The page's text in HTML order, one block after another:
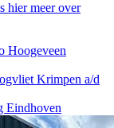
hier meer over
Hoogeveen
Krimpen a/d
Eindhoven